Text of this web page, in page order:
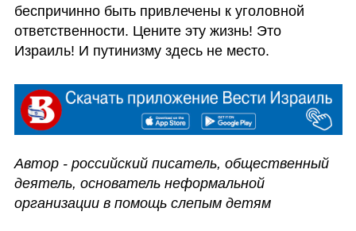
беспричинно быть привлечены к уголовной
ответственности. Цените эту жизнь! Это
Израиль! И путинизму здесь не место.
Автор - российский писатель, общественный
деятель, основатель неформальной
организации в помощь слепым детям